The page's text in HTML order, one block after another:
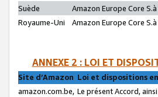
Suède
Amazon Europe Core S.à
Royaume-Uni
Amazon Europe Core S.à
ANNEXE 2 : LOI ET
Site d’Amazon Loi et dispositions
amazon.com.be, Le présent Accord,